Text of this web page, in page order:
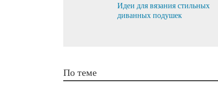
Идеи для вязания стильных
диванных подушек
По теме